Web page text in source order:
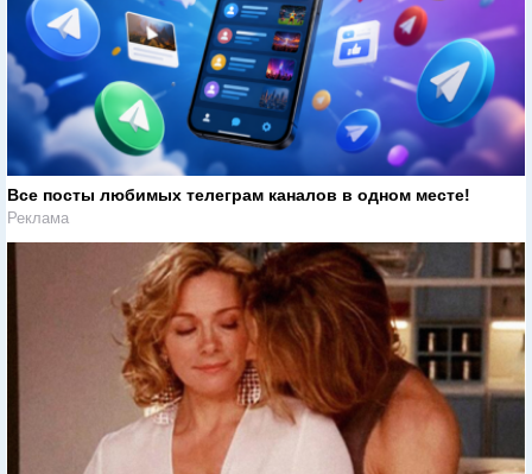
Все посты любимых телеграм каналов в одном месте!
Реклама